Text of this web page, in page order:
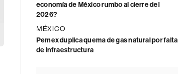
economía de México rumbo al cierre del
2026?
MÉXICO
Pemex duplica quema de gas natural por falta
de infraestructura